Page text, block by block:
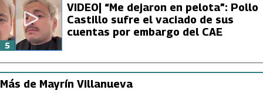
VIDEO| “Me dejaron en pelota”: Pollo
Castillo sufre el vaciado de sus
cuentas por embargo del CAE
5
Más de Mayrín Villanueva